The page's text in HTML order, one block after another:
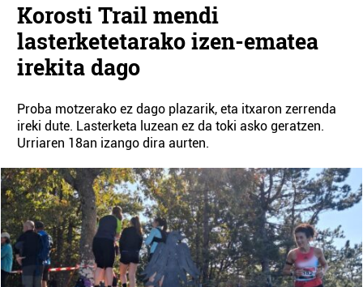
Korosti Trail mendi
lasterketetarako izen-ematea
irekita dago
Proba motzerako ez dago plazarik, eta itxaron zerrenda
ireki dute. Lasterketa luzean ez da toki asko geratzen.
Urriaren 18an izango dira aurten.